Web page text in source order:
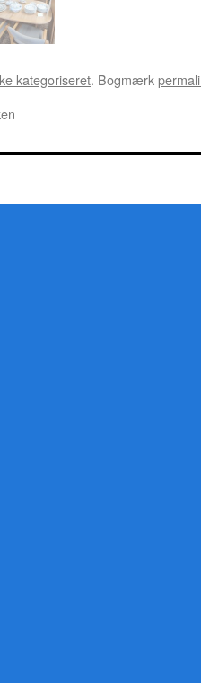
kategoriseret. Bogmærk